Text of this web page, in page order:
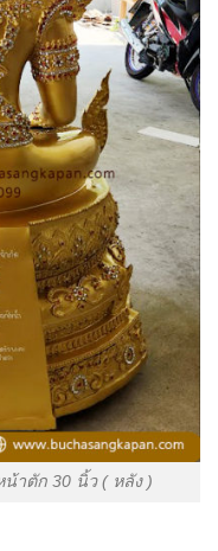
น้าตัก 30 นิ้ว ( หลัง )